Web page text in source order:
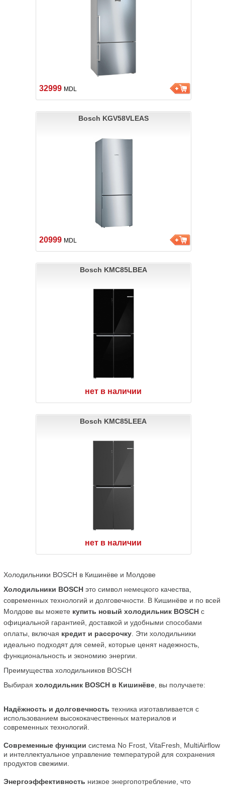
32999 MDL
Bosch KGV58VLEAS
20999 MDL
Bosch KMC85LBEA
нет в наличии
Bosch KMC85LEEA
нет в наличии
Холодильники BOSCH в Кишинёве и Молдове
Холодильники BOSCH это символ немецкого качества,
современных технологий и долговечности. В Кишинёве и по всей
Молдове вы можете купить новый холодильник BOSCH с
официальной гарантией, доставкой и удобными способами
оплаты, включая кредит и рассрочку . Эти холодильники
идеально подходят для семей, которые ценят надежность,
функциональность и экономию энергии.
Преимущества холодильников BOSCH
Выбирая холодильник BOSCH в Кишинёве , вы получаете:
Надёжность и долговечность техника изготавливается с
использованием высококачественных материалов и
современных технологий.
Современные функции система No Frost, VitaFresh, MultiAirflow
и интеллектуальное управление температурой для сохранения
продуктов свежими.
Энергоэффективность низкое энергопотребление, что